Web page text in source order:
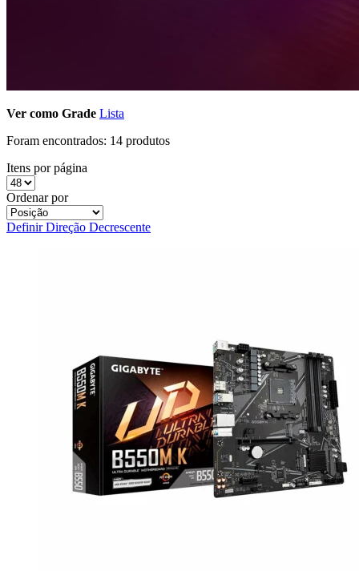
Ver como Grade Lista
Foram encontrados: 14 produtos
Itens por página
Ordenar por
Definir Direção Decrescente